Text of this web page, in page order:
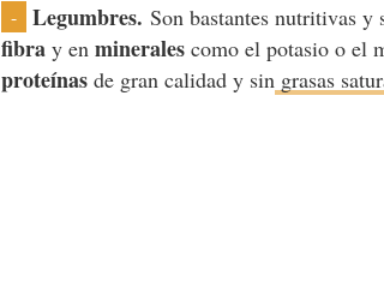
- Legumbres.Son bastantes nutritivas
fibra y enminerales como el potasio o el
proteínas de gran calidad y sin grasas